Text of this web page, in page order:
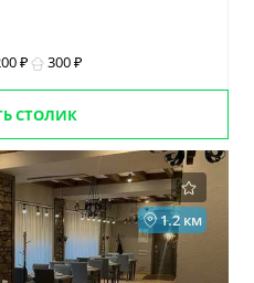
₽ 300 ₽
СТОЛИК
1.2 км